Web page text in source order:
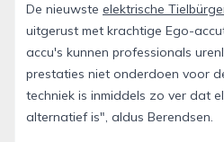
De nieuwste elektrische
uitgerust met krachtige Ego-
accu's kunnen professionals
prestaties niet onderdoen voor
techniek is inmiddels zo ver dat
alternatief is", aldus Berendsen.